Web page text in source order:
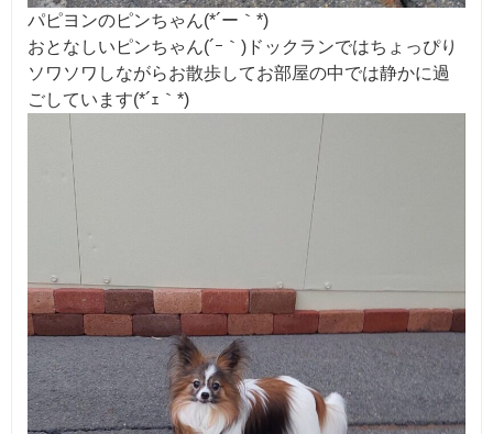
パピヨンのピンちゃん(*´ー｀*)
おとなしいピンちゃん(´ｰ｀)ドックランではちょっぴり
ソワソワしながらお散歩してお部屋の中では静かに過
ごしています(*´ｪ｀*)